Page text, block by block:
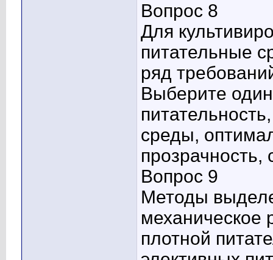
Вопрос 8
Для
питательные
ряд
Выберите
среды,
прозрачность,
Вопрос 9
Методы
механическое
плотной